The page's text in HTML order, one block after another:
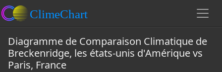
Diagramme de Comparaison Climatique de
Breckenridge, les états-unis d'Amérique vs
Paris, France